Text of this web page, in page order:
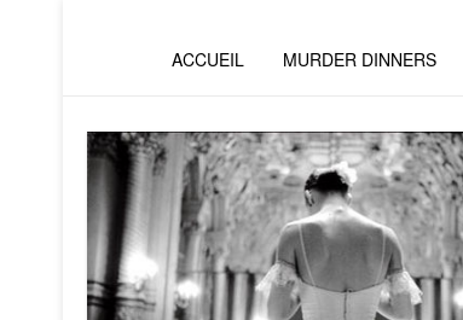
ACCUEIL MURDER DINNERS